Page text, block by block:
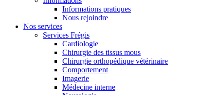
Informations pratiques
Nous rejoindre
Nos services
Services Frégis
Cardiologie
Chirurgie des tissus mous
Chirurgie orthopédique vétérinaire
Comportement
Imagerie
Médecine interne